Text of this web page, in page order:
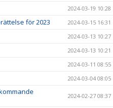
2024-03-19 10:28
för 2023 2024-03-15 16:31
2024-03-13 10:27
2024-03-13 10:21
2024-03-11 08:55
2024-03-04 08:05
2024-02-27 08:37